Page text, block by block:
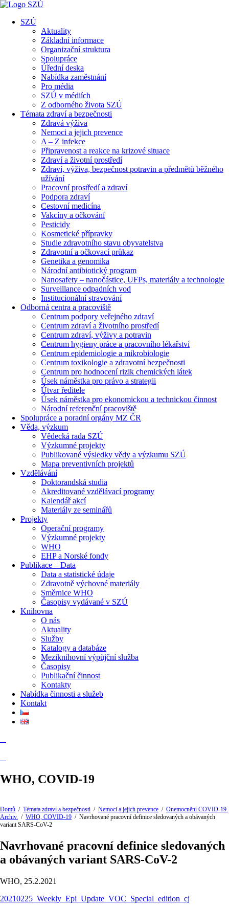
SZÚ
Aktuality
Základní informace
Organizační struktura
Spolupráce
Úřední deska
Nabídka zaměstnání
Pro média
SZÚ v médiích
Z odborného života SZÚ
Témata zdraví a bezpečnosti
Zdravá výživa
Nemoci a jejich prevence
A – Z infekce
Připravenost a reakce na krizové situace
Zdraví a životní prostředí
Zdraví, výživa, bezpečnost potravin a předmětů běžného
užívání
Pracovní prostředí a zdraví
Podpora zdraví
Cestovní medicína
Vakcíny a očkování
Pesticidy
Kosmetické přípravky
Studie zdravotního stavu obyvatelstva
Zdravotní a očkovací průkaz
Genetika a genomika
Národní antibiotický program
Nanosafety – nanočástice, UFPs, materiály a technologie
Surveillance odpadních vod
Institucionální stravování
Odborná centra a pracoviště
Centrum podpory veřejného zdraví
Centrum zdraví a životního prostředí
Centrum zdraví, výživy a potravin
Centrum hygieny práce a pracovního lékařství
Centrum epidemiologie a mikrobiologie
Centrum toxikologie a zdravotní bezpečnosti
Centrum pro hodnocení rizik chemických látek
Úsek náměstka pro právo a strategii
Útvar ředitele
Úsek náměstka pro ekonomickou a technickou činnost
Národní referenční pracoviště
Spolupráce a poradní orgány MZ ČR
Věda, výzkum
Vědecká rada SZÚ
Výzkumné projekty
Publikované výsledky vědy a výzkumu SZÚ
Mapa preventivních projektů
Vzdělávání
Doktorandská studia
Akreditované vzdělávací programy
Kalendář akcí
Materiály ze seminářů
Projekty
Operační programy
Výzkumné projekty
WHO
EHP a Norské fondy
Publikace – Data
Data a statistické údaje
Zdravotně výchovné materiály
Směrnice WHO
Časopisy vydávané v SZÚ
Knihovna
O nás
Aktuality
Služby
Katalogy a databáze
Meziknihovní výpůjční služba
Časopisy
Publikační činnost
Kontakty
Nabídka činnosti a služeb
Kontakt
WHO, COVID-19
Domů / Témata zdraví a bezpečnosti / Nemoci a jejich prevence / Onemocnění COVID-19.
Archiv. / WHO, COVID-19 / Navrhované pracovní definice sledovaných a obávaných
variant SARS-CoV-2
Navrhované pracovní definice sledovaných
a obávaných variant SARS-CoV-2
WHO, 25.2.2021
20210225_Weekly_Epi_Update_VOC_Special_edition_cj